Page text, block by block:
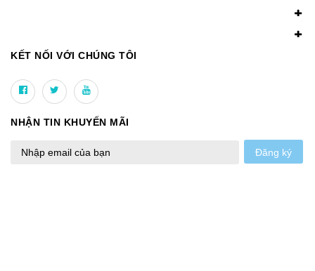
KẾT NỐI VỚI CHÚNG TÔI
NHẬN TIN KHUYẾN MÃI
Đăng ký